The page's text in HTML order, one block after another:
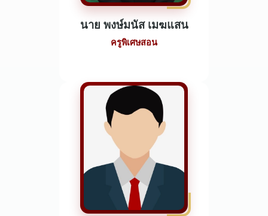
นาย พงษ์มนัส เมฆแสน
ครูพิเศษสอน